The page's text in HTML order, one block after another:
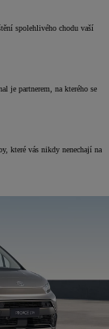
spolehlivého chodu vaší
je partnerem, na kterého se
které vás nikdy nenechají na